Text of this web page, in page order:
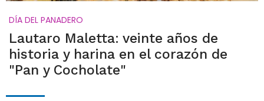
DÍA DEL PANADERO
Lautaro Maletta: veinte años de
historia y harina en el corazón de
"Pan y Cocholate"